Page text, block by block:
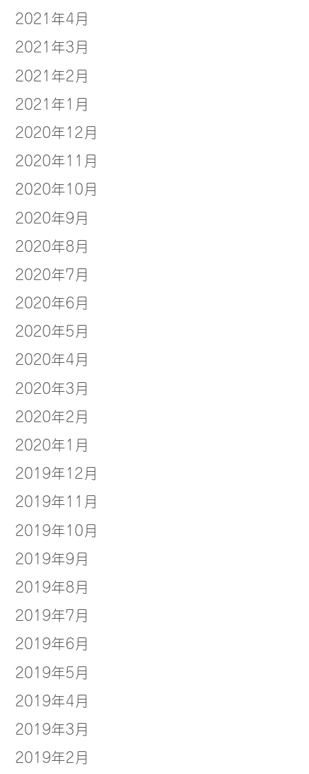
2021年4月
2021年3月
2021年2月
2021年1月
2020年12月
2020年11月
2020年10月
2020年9月
2020年8月
2020年7月
2020年6月
2020年5月
2020年4月
2020年3月
2020年2月
2020年1月
2019年12月
2019年11月
2019年10月
2019年9月
2019年8月
2019年7月
2019年6月
2019年5月
2019年4月
2019年3月
2019年2月